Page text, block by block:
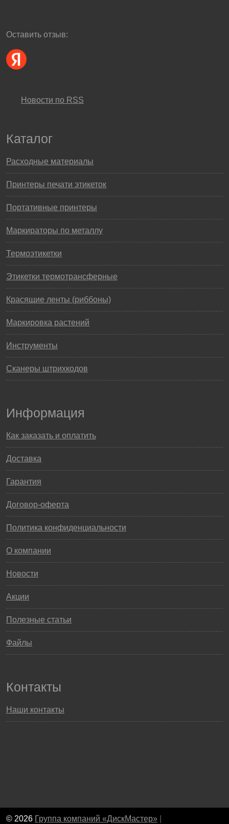
Оставить отзыв:
Новости по RSS
Каталог
Расходные материалы
Принтеры печати этикеток
Портативные принтеры
Маркираторы по металлу
Термоэтикетки
Этикетки термотрансферные
Красящие ленты (риббоны)
Маркировка растений
Инструменты
Сканеры штрихкодов
Информация
Как заказать и оплатить
Доставка
Гарантия
Договор-оферта
Политика конфиденциальности
О компании
Новости
Акции
Полезные статьи
Файлы
Контакты
Наши контакты
© 2026 Группа компаний «ДискМастер»